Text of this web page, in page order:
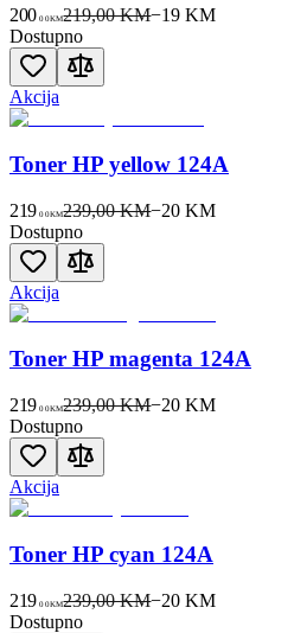
200 00KM219,00 KM−19 KM
Dostupno
Akcija
Toner HP yellow 124A
219 00KM239,00 KM−20 KM
Dostupno
Akcija
Toner HP magenta 124A
219 00KM239,00 KM−20 KM
Dostupno
Akcija
Toner HP cyan 124A
219 00KM239,00 KM−20 KM
Dostupno